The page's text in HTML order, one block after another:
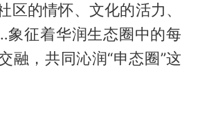
区的情怀、文化的活力、
征着华润生态圈中的每
融，共同沁润“申态圈”这